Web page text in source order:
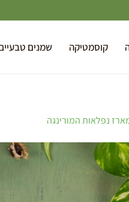
קוסמטיקה שמנים
נפלאות המורינגה